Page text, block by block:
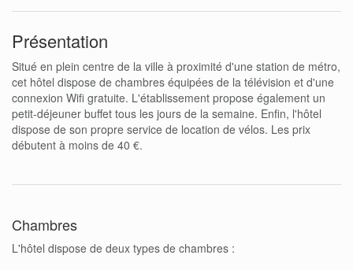
Présentation
Situé en plein centre de la ville à proximité d'une station de métro,
cet hôtel dispose de chambres équipées de la télévision et d'une
connexion Wifi gratuite. L'établissement propose également un
petit-déjeuner buffet tous les jours de la semaine. Enfin, l'hôtel
dispose de son propre service de location de vélos. Les prix
débutent à moins de 40 €.
Chambres
L'hôtel dispose de deux types de chambres :